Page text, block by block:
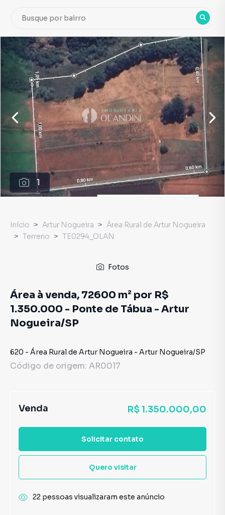
1
Início Artur Nogueira
Área Rural de Artur Nogueira
Terreno
TE0294_OLAN
Fotos
Área à venda, 72600 m² por R$
1.350.000 - Ponte de Tábua - Artur
Nogueira/SP
620 - Área Rural de Artur Nogueira - Artur Nogueira/SP
Código de origem: AR0017
Venda R$ 1.350.000,00
Solicitar contato
Quero visitar
22 pessoas visualizaram este anúncio